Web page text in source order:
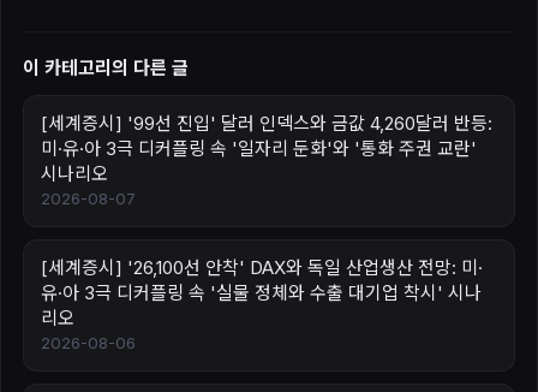
이 카테고리의 다른 글
[세계증시] '99선 진입' 달러 인덱스와 금값 4,260달러 반등:
미·유·아 3극 디커플링 속 '일자리 둔화'와 '통화 주권 교란'
시나리오
2026-08-07
[세계증시] '26,100선 안착' DAX와 독일 산업생산 전망: 미·
유·아 3극 디커플링 속 '실물 정체와 수출 대기업 착시' 시나
리오
2026-08-06